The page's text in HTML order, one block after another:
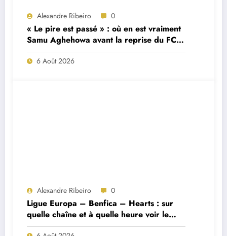
Alexandre Ribeiro 0
« Le pire est passé » : où en est vraiment
Samu Aghehowa avant la reprise du FC
Porto ?
6 Août 2026
Alexandre Ribeiro 0
Ligue Europa – Benfica – Hearts : sur
quelle chaîne et à quelle heure voir le
match ?